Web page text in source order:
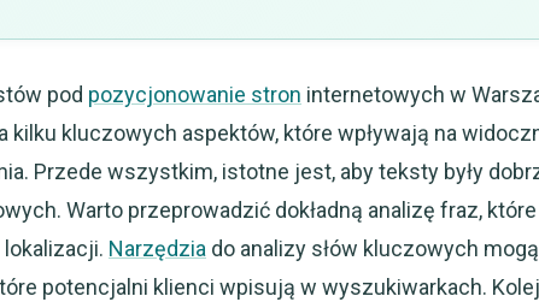
pod pozycjonowanie stron internetowych w
kilku kluczowych aspektów, które wpływają na
Przede wszystkim, istotne jest, aby teksty były
Warto przeprowadzić dokładną analizę fraz,
lokalizacji. Narzędzia do analizy słów kluczowych
potencjalni klienci wpisują w wyszukiwarkach.